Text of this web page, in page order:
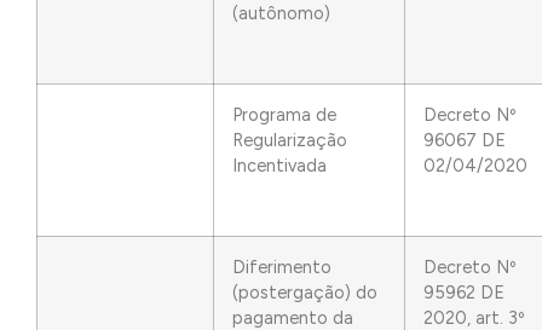
(autônomo)
Programa de
Regularização
Incentivada
Decreto Nº
96067 DE
02/04/2020
Diferimento
(postergação) do
pagamento da
Decreto Nº
95962 DE
2020, art. 3º